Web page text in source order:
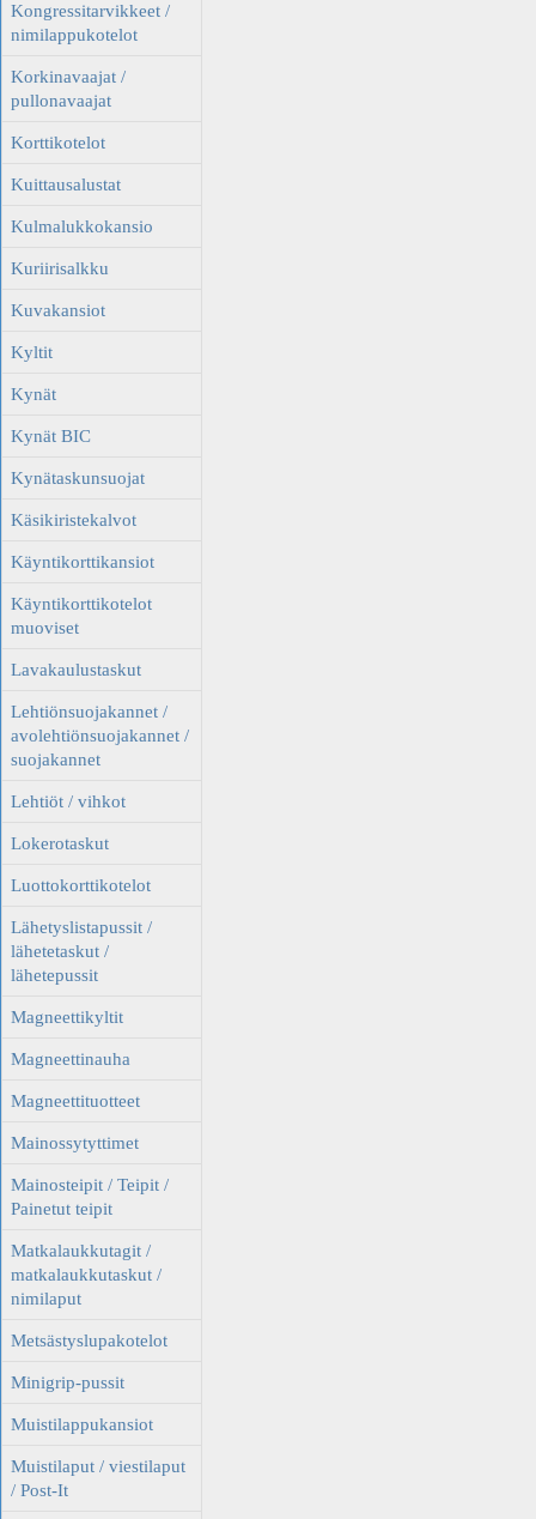
Kongressitarvikkeet /
nimilappukotelot
Korkinavaajat /
pullonavaajat
Korttikotelot
Kuittausalustat
Kulmalukkokansio
Kuriirisalkku
Kuvakansiot
Kyltit
Kynät
Kynät BIC
Kynätaskunsuojat
Käsikiristekalvot
Käyntikorttikansiot
Käyntikorttikotelot
muoviset
Lavakaulustaskut
Lehtiönsuojakannet /
avolehtiönsuojakannet /
suojakannet
Lehtiöt / vihkot
Lokerotaskut
Luottokorttikotelot
Lähetyslistapussit /
lähetetaskut /
lähetepussit
Magneettikyltit
Magneettinauha
Magneettituotteet
Mainossytyttimet
Mainosteipit / Teipit /
Painetut teipit
Matkalaukkutagit /
matkalaukkutaskut /
nimilaput
Metsästyslupakotelot
Minigrip-pussit
Muistilappukansiot
Muistilaput / viestilaput
/ Post-It